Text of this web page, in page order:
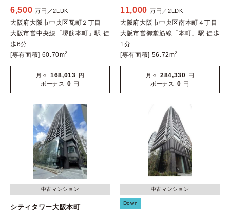
6,500 万円／2LDK
大阪府大阪市中央区瓦町２丁目
大阪市営中央線「堺筋本町」駅 徒
歩6分
[専有面積] 60.70m2
月々 168,013 円
ボーナス
0 円
11,000 万円／2LDK
大阪府大阪市中央区南本町４丁目
大阪市営御堂筋線「本町」駅 徒歩
1分
[専有面積] 56.72m2
月々 284,330 円
ボーナス
0 円
中古マンション
シティタワー大阪本町
中古マンション
Down